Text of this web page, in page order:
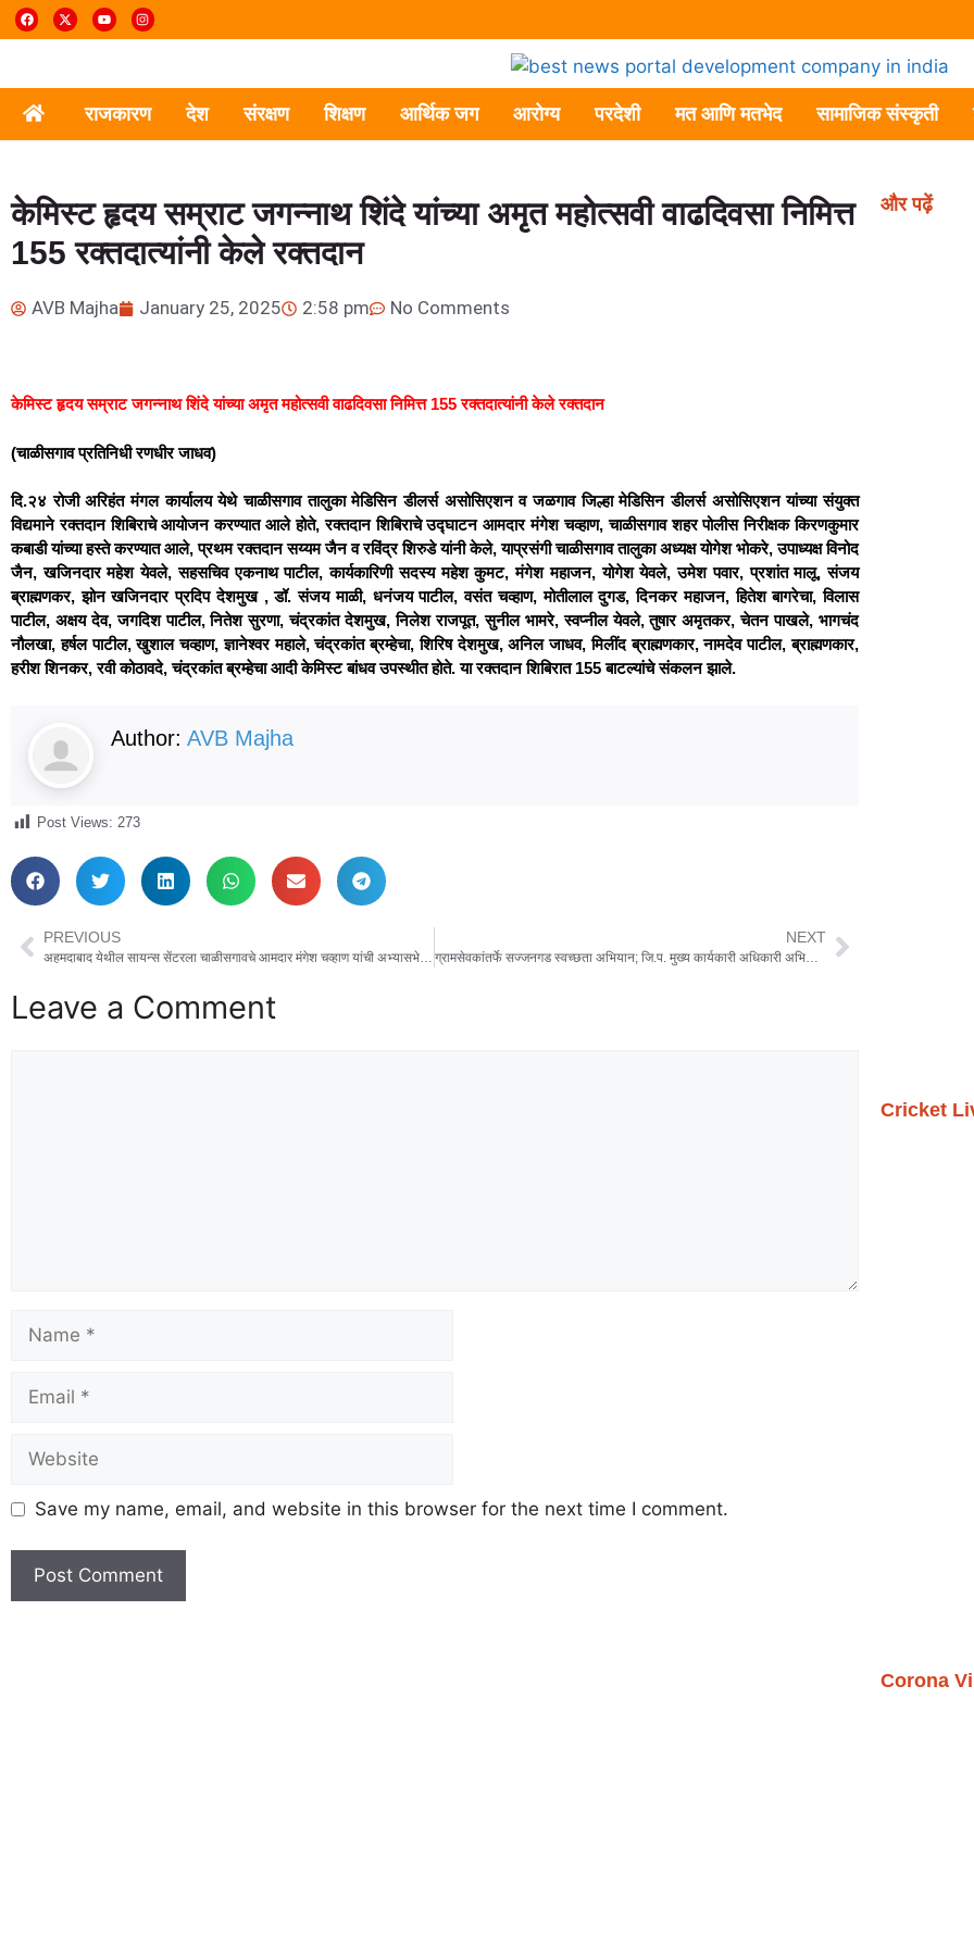
राजकारण देश संरक्षण शिक्षण आर्थिक जग आरोग्य परदेशी मत आणि मतभेद सामाजिक संस्कृती
केमिस्ट हृदय सम्राट जगन्नाथ शिंदे यांच्या अमृत महोत्सवी वाढदिवसा निमित्त
155 रक्तदात्यांनी केले रक्तदान
AVB Majha January 25, 2025 2:58 pm No Comments
केमिस्ट हृदय सम्राट जगन्नाथ शिंदे यांच्या अमृत महोत्सवी वाढदिवसा निमित्त 155 रक्तदात्यांनी केले रक्तदान
(चाळीसगाव प्रतिनिधी रणधीर जाधव)
दि.२४ रोजी अरिहंत मंगल कार्यालय येथे चाळीसगाव तालुका मेडिसिन डीलर्स असोसिएशन व जळगाव जिल्हा मेडिसिन डीलर्स असोसिएशन यांच्या संयुक्त
विद्यमाने रक्तदान शिबिराचे आयोजन करण्यात आले होते, रक्तदान शिबिराचे उद्घाटन आमदार मंगेश चव्हाण, चाळीसगाव शहर पोलीस निरीक्षक किरणकुमार
कबाडी यांच्या हस्ते करण्यात आले, प्रथम रक्तदान सय्यम जैन व रविंद्र शिरुडे यांनी केले, याप्रसंगी चाळीसगाव तालुका अध्यक्ष योगेश भोकरे, उपाध्यक्ष विनोद
जैन, खजिनदार महेश येवले, सहसचिव एकनाथ पाटील, कार्यकारिणी सदस्य महेश कुमट, मंगेश महाजन, योगेश येवले, उमेश पवार, प्रशांत मालू, संजय
ब्राह्मणकर, झोन खजिनदार प्रदिप देशमुख , डॉ. संजय माळी, धनंजय पाटील, वसंत चव्हाण, मोतीलाल दुगड, दिनकर महाजन, हितेश बागरेचा, विलास
पाटील, अक्षय देव, जगदिश पाटील, नितेश सुरणा, चंद्रकांत देशमुख, निलेश राजपूत, सुनील भामरे, स्वप्नील येवले, तुषार अमृतकर, चेतन पाखले, भागचंद
नौलखा, हर्षल पाटील, खुशाल चव्हाण, ज्ञानेश्वर महाले, चंद्रकांत ब्रम्हेचा, शिरिष देशमुख, अनिल जाधव, मिलींद ब्राह्मणकार, नामदेव पाटील, ब्राह्मणकार,
हरीश शिनकर, रवी कोठावदे, चंद्रकांत ब्रम्हेचा आदी केमिस्ट बांधव उपस्थीत होते. या रक्तदान शिबिरात 155 बाटल्यांचे संकलन झाले.
Author: AVB Majha
Post Views: 273
PREVIOUS NEXT
Leave a Comment
Save my name, email, and website in this browser for the next time I comment.
और पढ़ें
Cricket
Corona